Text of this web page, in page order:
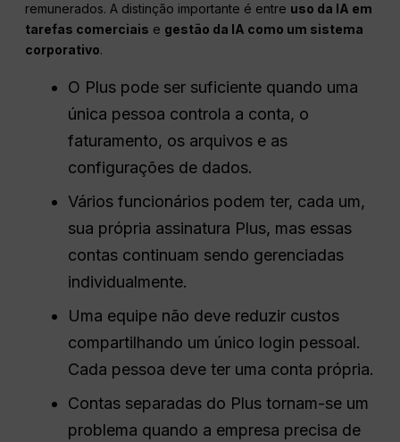
remunerados. A distinção importante é entre uso da IA em
tarefas comerciais e gestão da IA como um sistema
corporativo.
O Plus pode ser suficiente quando uma
única pessoa controla a conta, o
faturamento, os arquivos e as
configurações de dados.
Vários funcionários podem ter, cada um,
sua própria assinatura Plus, mas essas
contas continuam sendo gerenciadas
individualmente.
Uma equipe não deve reduzir custos
compartilhando um único login pessoal.
Cada pessoa deve ter uma conta própria.
Contas separadas do Plus tornam-se um
problema quando a empresa precisa de